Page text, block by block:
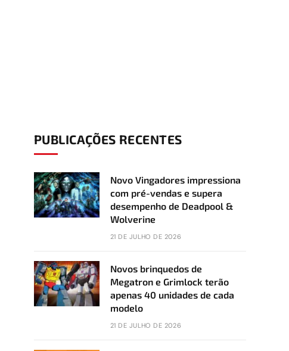
PUBLICAÇÕES RECENTES
Novo Vingadores impressiona
com pré-vendas e supera
desempenho de Deadpool &
Wolverine
21 DE JULHO DE 2026
Novos brinquedos de
Megatron e Grimlock terão
apenas 40 unidades de cada
modelo
21 DE JULHO DE 2026